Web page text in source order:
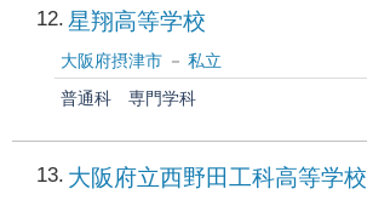
12 星翔高等学校
大阪府摂津市
私立
普通科
専門学科
13 大阪府立西野田工科高等学校